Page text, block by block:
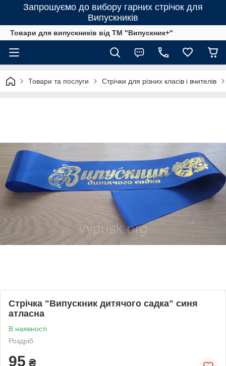
Запрошуємо до вибору гарних стрічок для
Випускників
Товари для випускників від ТМ "Випускник+"
Товари та послуги Стрічки для різних класів і вчителів
Стрічка "Випускник дитячого садка" синя
атласна
В наявності
Роздріб
95 ₴